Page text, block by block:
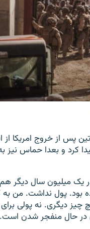
پس از خروج امریکا از
کرد و بعدا حماس نیز
میلیون سال دیگر هم
بود. پول نداشت. من به
چیز دیگری. نه پولی برای
در حال منفجر شدن